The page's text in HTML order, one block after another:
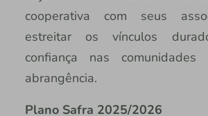
cooperativa com seus
estreitar os vínculos
confiança nas
abrangência.
Plano Safra 2025/2026